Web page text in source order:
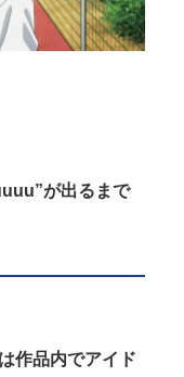
が出るまで
作品内でアイド